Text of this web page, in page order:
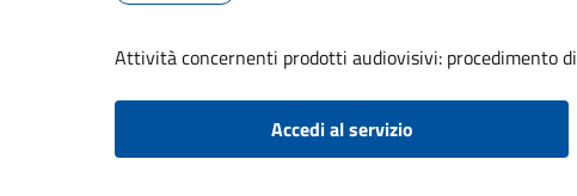
Attività concernenti prodotti audiovisivi: procedimento
Accedi al servizio